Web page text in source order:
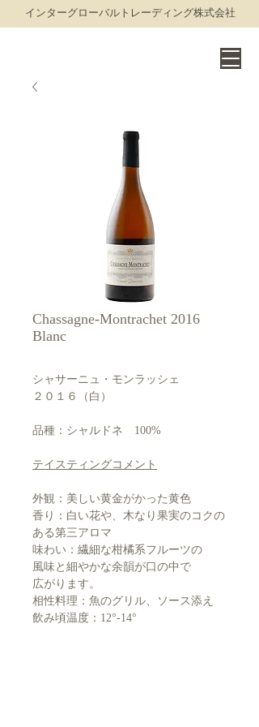
​インターグローバルトレーディング株式会社
Chassagne-Montrachet 2016
Blanc
シャサーニュ・モンラッシェ
２０１６（白）
品種：シャルドネ 100%
テイスティングコメント
外観：美しい黄金がかった黄色
香り：白い花や、木なり果実のコクの
ある第三アロマ
味わい：繊細な柑橘系フルーツの
風味と細やかな余韻が口の中で
広がります。
相性料理：魚のグリル、ソース添え
飲み頃温度：12°-14°